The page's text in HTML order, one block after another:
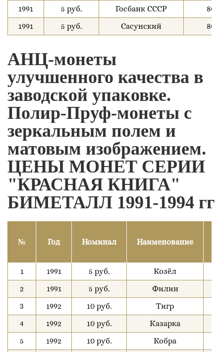
1991
5 руб. Госбанк СССР
80
1991
5 руб. Сасунский 80
АНЦ-монеты
улучшенного качества в
заводской упаковке.
Полир-Пруф-монеты с
зеркальным полем и
матовым изображением.
ЦЕНЫ МОНЕТ СЕРИИ
"КРАСНАЯ КНИГА"
БИМЕТАЛЛ 1991-1994 гг
№ Год Номинал Наименование
1
1991 5 руб. Козёл
2
1991 5 руб. Филин
3
1992 10 руб. Тигр
4
1992 10 руб. Казарка
5
1992 10 руб. Кобра